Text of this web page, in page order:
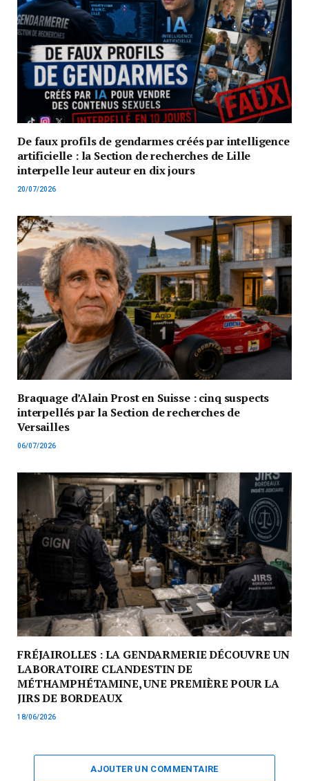
De faux profils de gendarmes créés par intelligence
artificielle : la Section de recherches de Lille
interpelle leur auteur en dix jours
20/07/2026
Braquage d’Alain Prost en Suisse : cinq suspects
interpellés par la Section de recherches de
Versailles
06/07/2026
FRÉJAIROLLES : LA GENDARMERIE DÉCOUVRE UN
LABORATOIRE CLANDESTIN DE
MÉTHAMPHÉTAMINE, UNE PREMIÈRE POUR LA
JIRS DE BORDEAUX
18/06/2026
AJOUTER UN COMMENTAIRE